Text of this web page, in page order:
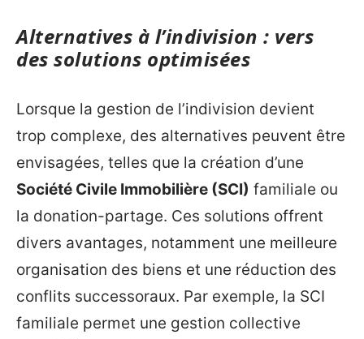
Alternatives à l’indivision : vers
des solutions optimisées
Lorsque la gestion de l’indivision devient
trop complexe, des alternatives peuvent être
envisagées, telles que la création d’une
Société Civile Immobilière (SCI) familiale ou
la donation-partage. Ces solutions offrent
divers avantages, notamment une meilleure
organisation des biens et une réduction des
conflits successoraux. Par exemple, la SCI
familiale permet une gestion collective